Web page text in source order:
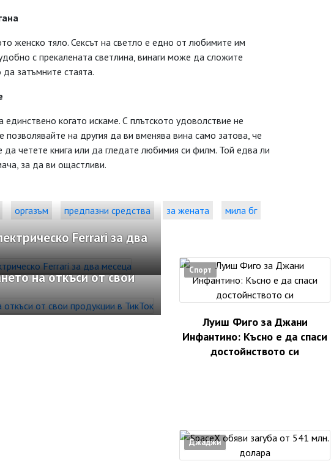
женско тяло. Сексът на светло е едно от любимите им
с прекалената светлина, винаги може да сложите
затъмните стаята.
единствено когато искаме. С плътското удоволствие не
на другия да ви вменява вина само затова, че
четете книга или да гледате любимия си филм. Той едва ли
за да ви ощастливи.
оргазъм предпазни средства за жената мила бг
Ferrari за два
на откъси от свои
Спорт
Луиш Фиго за Джани
Инфантино: Късно е да спаси
достойнството си
Джаджи